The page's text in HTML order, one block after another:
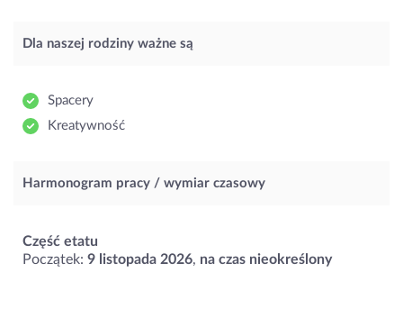
Dla naszej rodziny ważne są
Spacery
Kreatywność
Harmonogram pracy / wymiar czasowy
Część etatu
Początek: 9 listopada 2026, na czas nieokreślony